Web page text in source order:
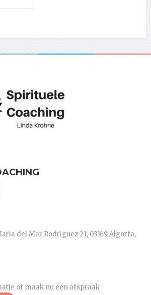
del Mar Rodriguez 21, 03169 Algorfa,
of maak nu een afspraak